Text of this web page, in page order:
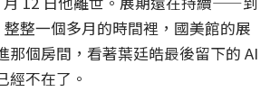
整整一個多月的時間裡，國美館的展
那個房間，看著葉廷皓最後留下的 AI
經不在了。